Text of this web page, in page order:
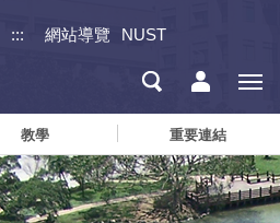
::: 網站導覽 NUST
教學 重要連結